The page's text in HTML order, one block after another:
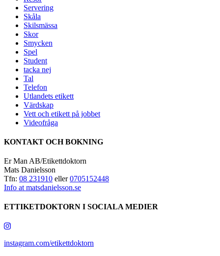
Servering
Skåla
Skilsmässa
Skor
Smycken
Spel
Student
tacka nej
Tal
Telefon
Utlandets etikett
Värdskap
Vett och etikett på jobbet
Videofråga
KONTAKT OCH BOKNING
Er Man AB/Etikettdoktorn
Mats Danielsson
Tfn: 08 231910 eller0705152448
Info at matsdanielsson.se
ETTIKETDOKTORN I SOCIALA MEDIER
instagram.com/etikettdoktorn